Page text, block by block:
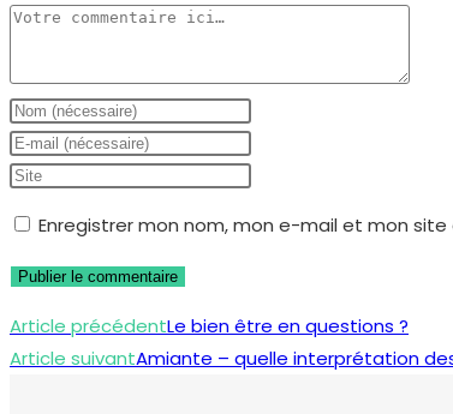
Comment
Enter
your
name
username
to
Enter
your
address
to
Saisir
de
votre
(facultatif)
Enregistrer mon nom, mon e-mail et mon
Read
more
Article précédentLe bien être en questions ?
Article suivantAmiante – quelle interprétation